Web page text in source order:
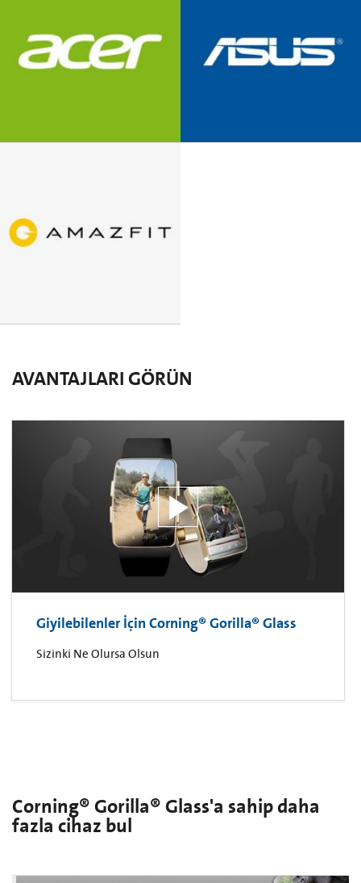
AVANTAJLARI GÖRÜN
Giyilebilenler İçin Corning® Gorilla® Glass
Sizinki Ne Olursa Olsun
Corning® Gorilla® Glass'a sahip daha
fazla cihaz bul